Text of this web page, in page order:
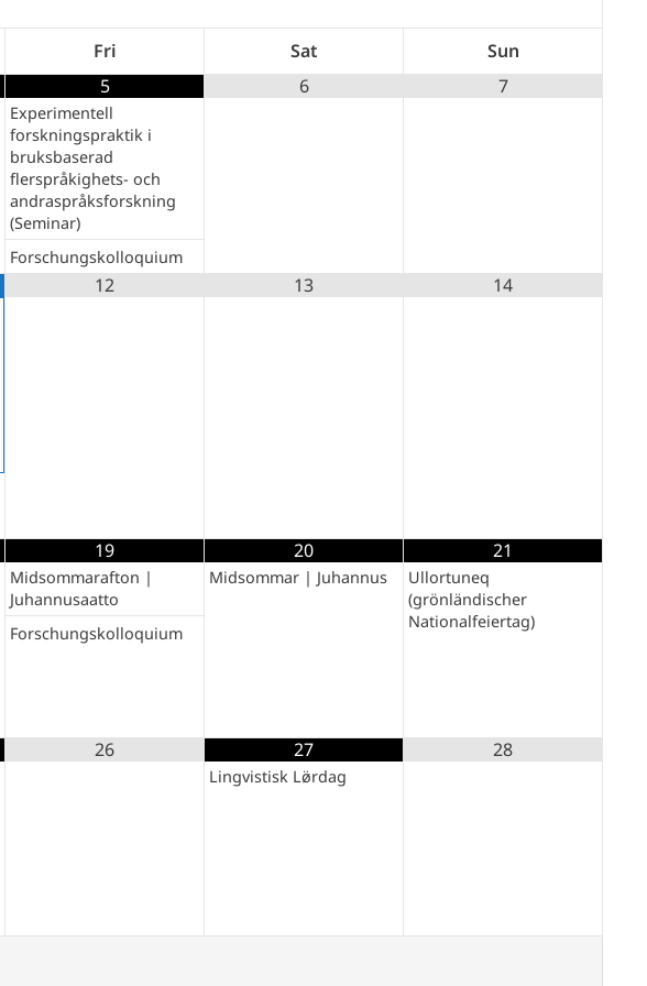
Fri Sat
Sun
5
Experimentell
forskningspraktik i
bruksbaserad
flerspråkighets- och
andraspråksforskning
(Seminar)
Forschungskolloquium
6 7
12 13 14
19
Midsommarafton |
Juhannusaatto
Forschungskolloquium
20
Midsommar | Juhannus
21
Ullortuneq
(grönländischer
Nationalfeiertag)
26 27
Lingvistisk Lø̈rdag
28